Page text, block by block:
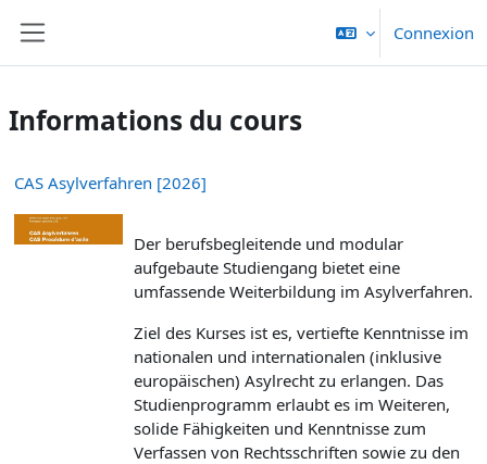
Connexion
Informations du cours
CAS Asylverfahren [2026]
Der berufsbegleitende und modular
aufgebaute Studiengang bietet eine
umfassende Weiterbildung im Asylverfahren.
Ziel des Kurses ist es, vertiefte Kenntnisse im
nationalen und internationalen (inklusive
europäischen) Asylrecht zu erlangen. Das
Studienprogramm erlaubt es im Weiteren,
solide Fähigkeiten und Kenntnisse zum
Verfassen von Rechtsschriften sowie zu den